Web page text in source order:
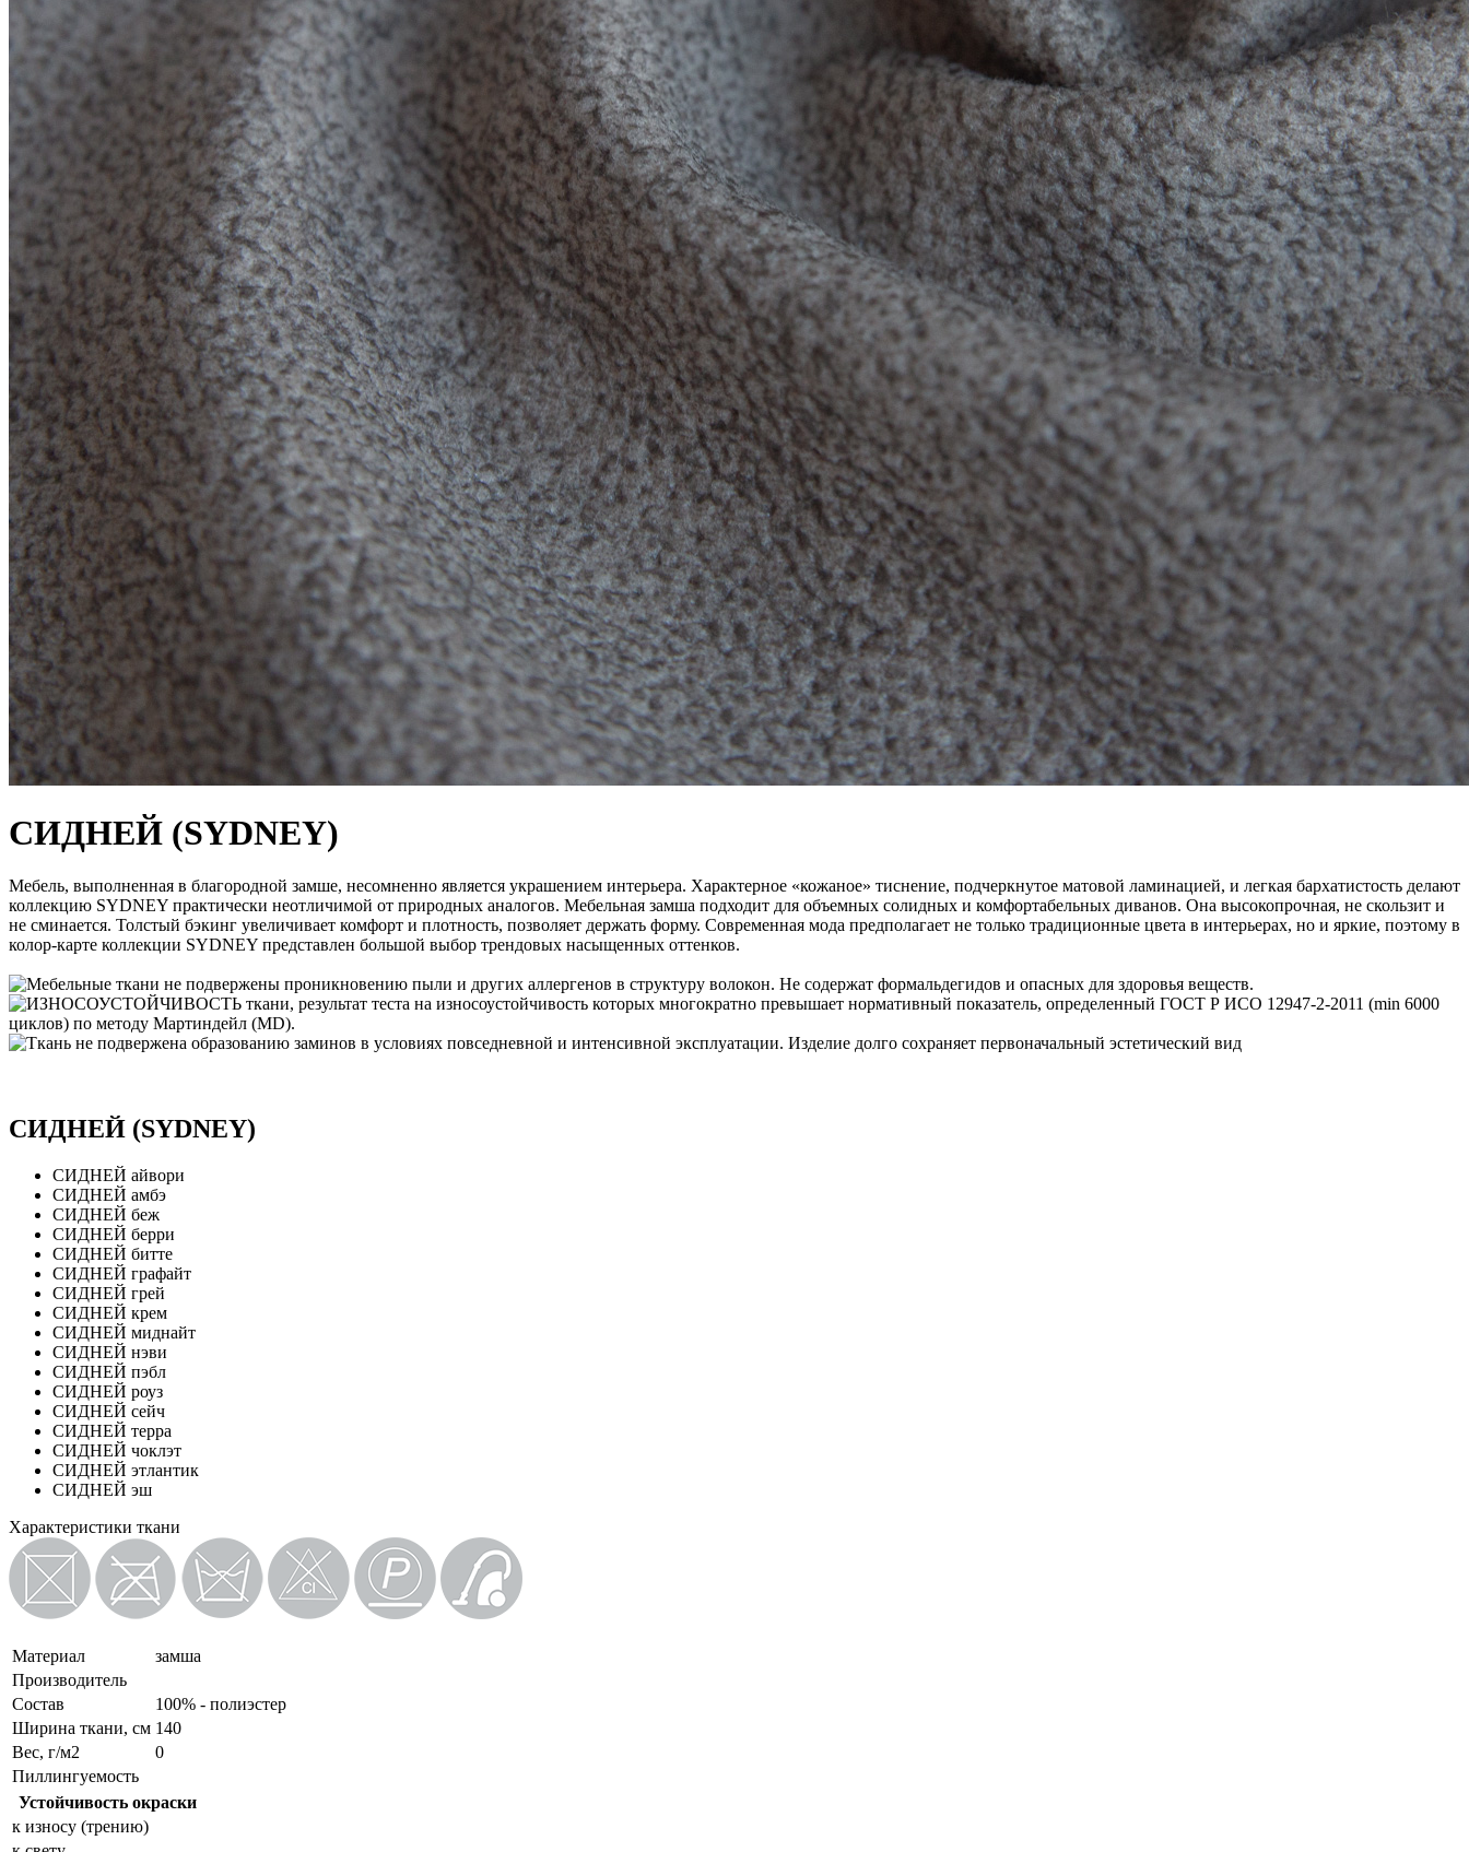
СИДНЕЙ (SYDNEY)
Мебель, выполненная в благородной замше, несомненно является украшением интерьера. Характерное «кожаное» тиснение, подчеркнутое матовой ламинацией, и легкая бархатистость делают
коллекцию SYDNEY практически неотличимой от природных аналогов. Мебельная замша подходит для объемных солидных и комфортабельных диванов. Она высокопрочная, не скользит и
не сминается. Толстый бэкинг увеличивает комфорт и плотность, позволяет держать форму. Современная мода предполагает не только традиционные цвета в интерьерах, но и яркие, поэтому в
колор-карте коллекции SYDNEY представлен большой выбор трендовых насыщенных оттенков.
СИДНЕЙ (SYDNEY)
СИДНЕЙ айвори
СИДНЕЙ амбэ
СИДНЕЙ беж
СИДНЕЙ берри
СИДНЕЙ битте
СИДНЕЙ графайт
СИДНЕЙ грей
СИДНЕЙ крем
СИДНЕЙ миднайт
СИДНЕЙ нэви
СИДНЕЙ пэбл
СИДНЕЙ роуз
СИДНЕЙ сейч
СИДНЕЙ терра
СИДНЕЙ чоклэт
СИДНЕЙ этлантик
СИДНЕЙ эш
Характеристики ткани
Материал
замша
Производитель
Состав
100% - полиэстер
Ширина ткани, см 140
Вес, г/м2
0
Пиллингуемость
Устойчивость окраски
к износу (трению)